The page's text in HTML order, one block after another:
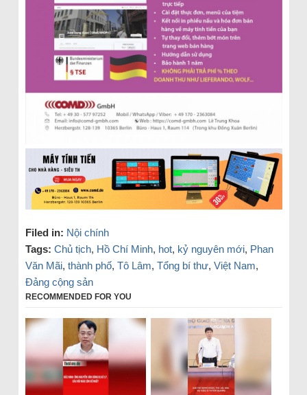
Filed in: Nội chính
Tags: Chủ tịch, Hồ Chí Minh, hot, kỷ nguyên mới, Phan
Văn Mãi, thành phố, Tô Lâm, Tổng bí thư, Việt Nam,
Đảng cộng sản
RECOMMENDED FOR YOU